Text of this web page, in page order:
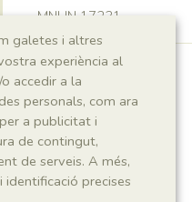
MNHN 17231
Taxonomia
Regne
Plantae
Classe
galetes i altres
experiència al
accedir a la
personals, com ara
a publicitat i
de contingut,
de serveis. A més,
precises